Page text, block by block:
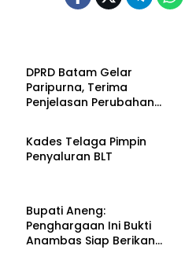
DPRD Batam Gelar
Paripurna, Terima
Penjelasan Perubahan
Anambas
Kades Telaga Pimpin
Penyaluran BLT
Bupati Aneng:
Penghargaan Ini Bukti
Anambas Siap Berikan